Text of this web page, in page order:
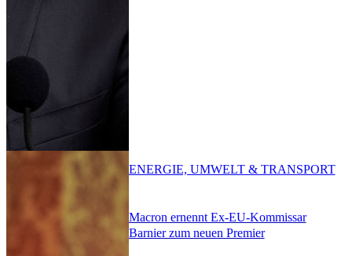
Macron ernennt Ex-EU-Kommissar
Barnier zum neuen Premier
ENERGIE, UMWELT & TRANSPORT